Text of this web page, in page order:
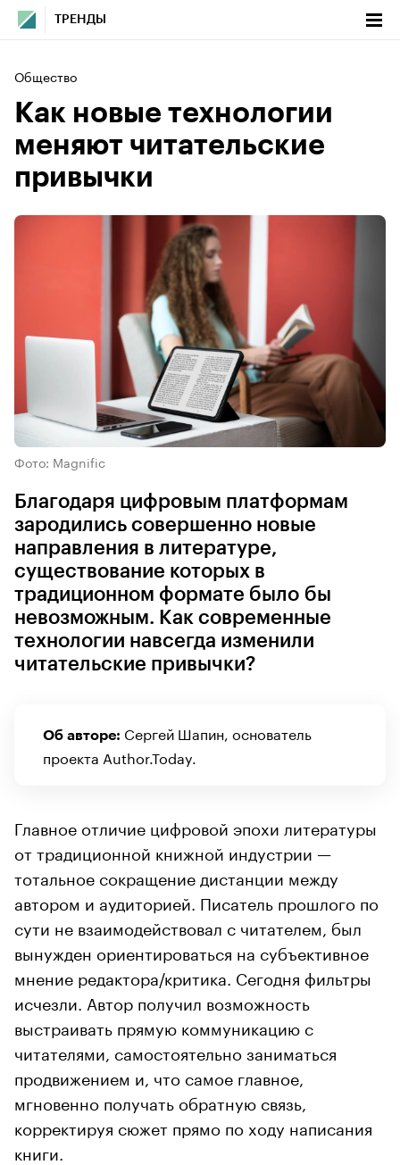
ТРЕНДЫ
Общество
Как новые технологии
меняют читательские
привычки
Фото: Magnific
Благодаря цифровым платформам
зародились совершенно новые
направления в литературе,
существование которых в
традиционном формате было бы
невозможным. Как современные
технологии навсегда изменили
читательские привычки?
Об авторе: Сергей Шапин, основатель
проекта Author.Today.
Главное отличие цифровой эпохи литературы
от традиционной книжной индустрии —
тотальное сокращение дистанции между
автором и аудиторией. Писатель прошлого по
сути не взаимодействовал с читателем, был
вынужден ориентироваться на субъективное
мнение редактора/критика. Сегодня фильтры
исчезли. Автор получил возможность
выстраивать прямую коммуникацию с
читателями, самостоятельно заниматься
продвижением и, что самое главное,
мгновенно получать обратную связь,
корректируя сюжет прямо по ходу написания
книги.